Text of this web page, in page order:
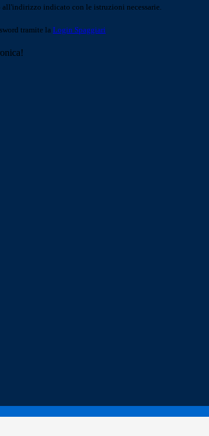
all'indirizzo indicato con le istruzioni necessarie.
tramite la Login Spaggiari